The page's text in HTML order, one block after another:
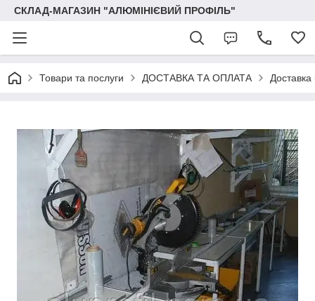
СКЛАД-МАГАЗИН "АЛЮМІНІЄВИЙ ПРОФІЛЬ"
Товари та послуги ДОСТАВКА ТА ОПЛАТА